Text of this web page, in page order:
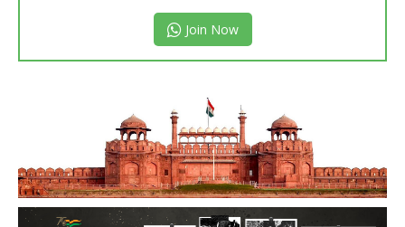
Join Now